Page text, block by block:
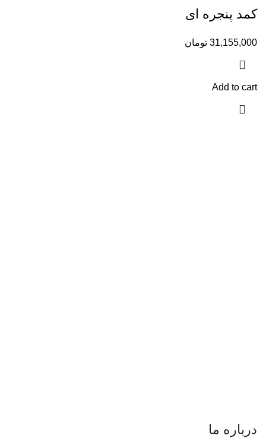
کمد پنجره ای
31,155,000 تومان
Add to cart
درباره ما